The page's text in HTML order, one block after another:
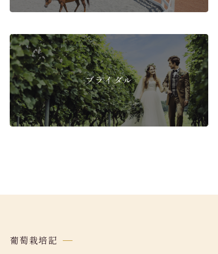
ブライダル
葡萄栽培記